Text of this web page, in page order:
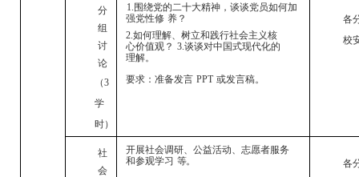
分
组
讨
论
（3
学
时）
1.围绕党的二十大精神，谈谈党员如何加
强党性修 养？
2.如何理解、树立和践行社会主义核
心价值观？ 3.谈谈对中国式现代化的
理解。
要求： 准备发言 PPT 或发言稿。
各
校
社
会
开展社会调研、公益活动、志愿者服务
和参观学习 等。
各